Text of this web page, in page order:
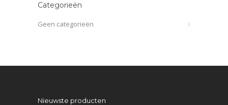
Categorieën
Geen categorieën
Nieuwste producten